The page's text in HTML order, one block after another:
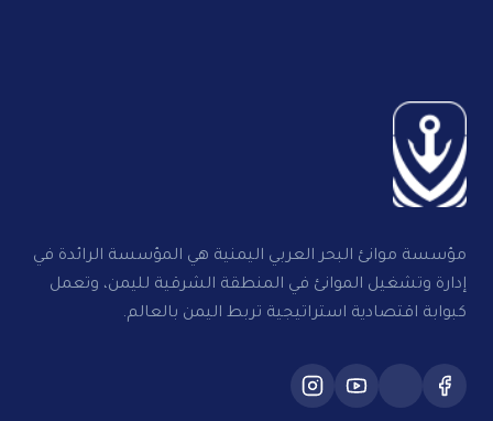
مؤسسة موانئ البحر العربي اليمنية هي المؤسسة الرائدة في
إدارة وتشغيل الموانئ في المنطقة الشرقية لليمن، وتعمل
كبوابة اقتصادية استراتيجية تربط اليمن بالعالم.